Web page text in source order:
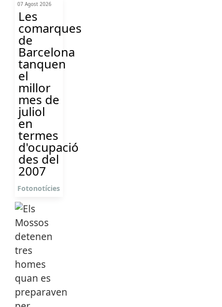
07 Agost 2026
Les
comarques
de
Barcelona
tanquen
el
millor
mes de
juliol
en
termes
d'ocupació
des del
2007
Fotonotícies